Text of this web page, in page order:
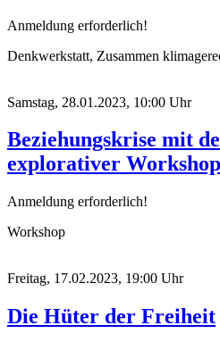
Anmeldung erforderlich!
Denkwerkstatt, Zusammen
Samstag, 28.01.2023, 10:00 Uhr
Beziehungskrise mit
explorativer Workshop
Anmeldung erforderlich!
Workshop
Freitag, 17.02.2023, 19:00 Uhr
Die Hüter der Freiheit